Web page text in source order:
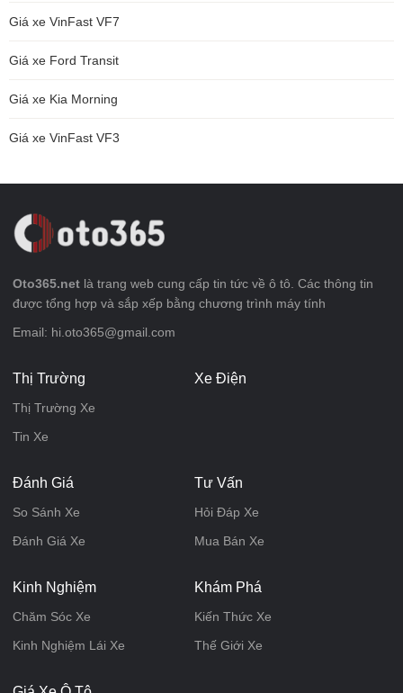
Giá xe VinFast VF7
Giá xe Ford Transit
Giá xe Kia Morning
Giá xe VinFast VF3
Oto365.net là trang web cung cấp tin tức về ô tô. Các thông tin
được tổng hợp và sắp xếp bằng chương trình máy tính
Email: hi.oto365@gmail.com
Thị Trường
Thị Trường Xe
Tin Xe
Xe Điện
Đánh Giá
So Sánh Xe
Đánh Giá Xe
Tư Vấn
Hỏi Đáp Xe
Mua Bán Xe
Kinh Nghiệm
Chăm Sóc Xe
Kinh Nghiệm Lái Xe
Khám Phá
Kiến Thức Xe
Thế Giới Xe